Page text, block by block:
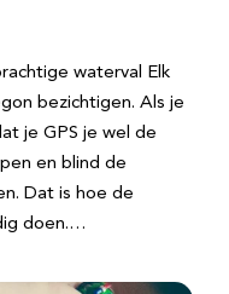
waterval Elk
bezichtigen. Als je
je GPS je wel de
en blind de
Dat is hoe de
doen.…